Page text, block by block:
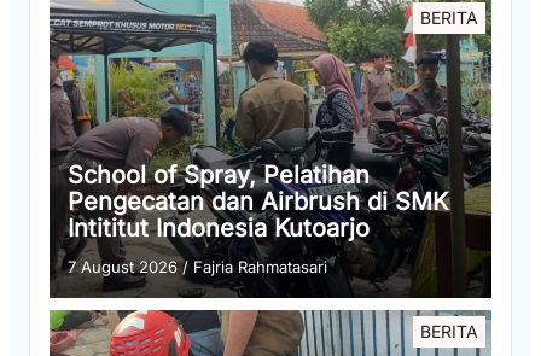
BERITA
School of Spray, Pelatihan
Pengecatan dan Airbrush di SMK
Intititut Indonesia Kutoarjo
7 August 2026/ Fajria Rahmatasari
BERITA